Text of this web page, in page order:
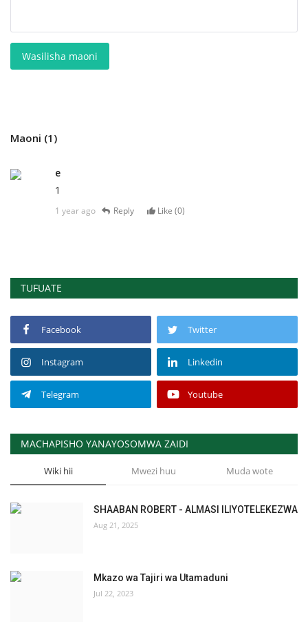
Wasilisha maoni
Maoni (1)
e
1
1 year ago Reply Like (0)
TUFUATE
Facebook Twitter
Instagram Linkedin
Telegram Youtube
MACHAPISHO YANAYOSOMWA ZAIDI
Wiki hii Mwezi huu Muda wote
SHAABAN ROBERT - ALMASI ILIYOTELEKEZWA
Aug 21, 2025
Mkazo wa Tajiri wa Utamaduni
Jul 22, 2023